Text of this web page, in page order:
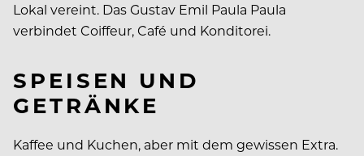
Lokal vereint. Das Gustav Emil Paula Paula
verbindet Coiffeur, Café und Konditorei.
SPEISEN UND
GETRÄNKE
Kaffee und Kuchen, aber mit dem gewissen Extra.